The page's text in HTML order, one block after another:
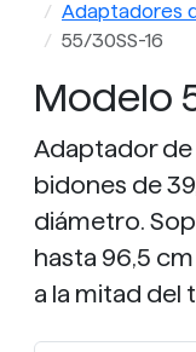
Adaptadores
55/30SS-16
Modelo
Adaptador
bidones de
diámetro.
hasta 96,5
a la mitad del